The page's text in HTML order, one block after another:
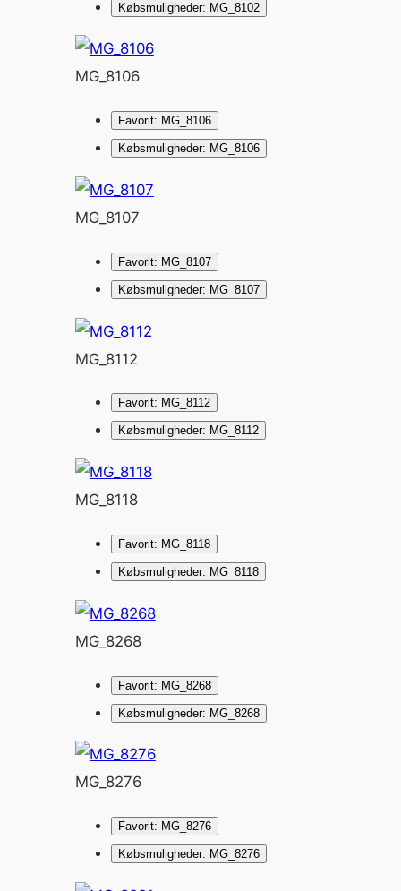
Købsmuligheder: MG_8102
MG_8106
Favorit: MG_8106
Købsmuligheder: MG_8106
MG_8107
Favorit: MG_8107
Købsmuligheder: MG_8107
MG_8112
Favorit: MG_8112
Købsmuligheder: MG_8112
MG_8118
Favorit: MG_8118
Købsmuligheder: MG_8118
MG_8268
Favorit: MG_8268
Købsmuligheder: MG_8268
MG_8276
Favorit: MG_8276
Købsmuligheder: MG_8276